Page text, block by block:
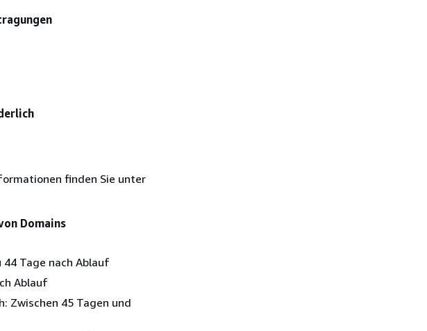
finden Sie unter
Domains
Tage nach Ablauf
Ablauf
Zwischen 45 Tagen und